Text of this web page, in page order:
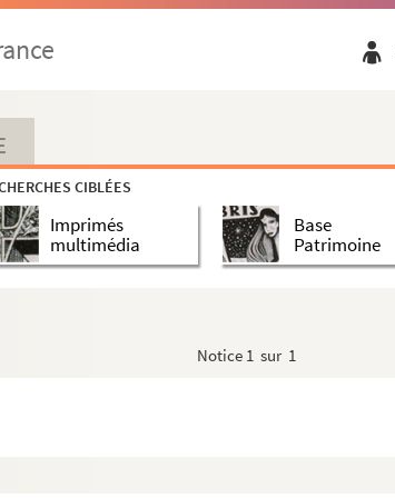
CIBLÉES
Imprimés
multimédia
Base
Patrimoine
Notice 1 sur 1
en France entre 1882 et 1912
et actualité (registre)